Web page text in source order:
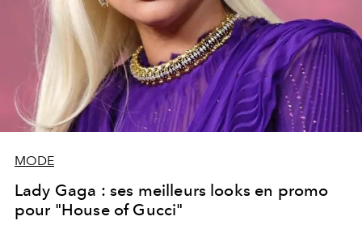
MODE
Lady Gaga : ses meilleurs looks en promo
pour "House of Gucci"